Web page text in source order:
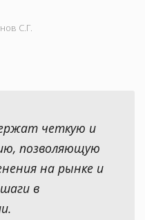
С.Г.
четкую и
позволяющую
на рынке и
в